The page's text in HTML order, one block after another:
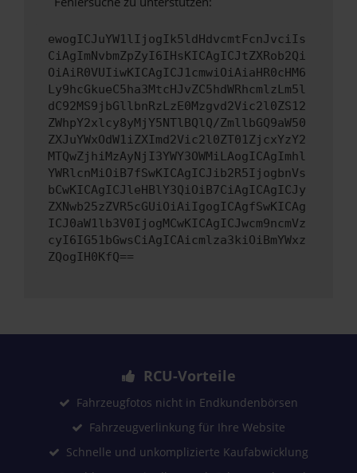
ewogICJuYW1lIjogIk5ldHdvcmtFcnJvciIs
CiAgImNvbmZpZyI6IHsKICAgICJtZXRob2Qi
OiAiR0VUIiwKICAgICJ1cmwiOiAiaHR0cHM6
Ly9hcGkueC5ha3MtcHJvZC5hdWRhcmlzLm5l
dC92MS9jbGllbnRzLzE0Mzgvd2Vic2l0ZS12
ZWhpY2xlcy8yMjY5NTlBQlQ/ZmllbGQ9aW50
ZXJuYWxOdW1iZXImd2Vic2l0ZT01ZjcxYzY2
MTQwZjhiMzAyNjI3YWY3OWMiLAogICAgImhl
YWRlcnMiOiB7fSwKICAgICJib2R5IjogbnVs
bCwKICAgICJleHBlY3QiOiB7CiAgICAgICJy
ZXNwb25zZVR5cGUiOiAiIgogICAgfSwKICAg
ICJ0aW1lb3V0IjogMCwKICAgICJwcm9ncmVz
cyI6IG51bGwsCiAgICAicmlza3kiOiBmYWxz
ZQogIH0KfQ==
RCU-Vorteile
Fahrzeugfotos nicht in Endkundenbörsen
Fahrzeugverlinkung für Ihre Website
Schnelle und unkomplizierte Kaufabwicklung